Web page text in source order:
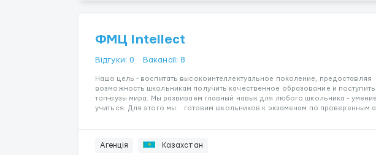
ФМЦ Intellect
Відгуки: 0 Вакансії: 8
Наша цель - воспитать высокоинтеллектуальное поколение, предоставляя
возможность школьникам получить качественное образование и поступить
топ-вузы мира. Мы развиваем главный навык для любого школьника - умение
учиться. Для этого мы: готовим школьников к экзаменам по проверенным
Агенція Казахстан